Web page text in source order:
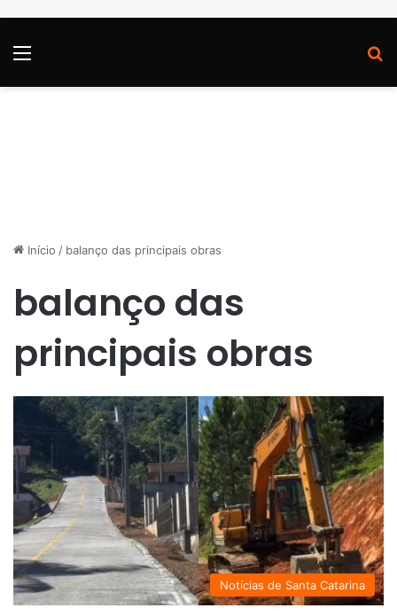
Início / balanço das principais obras
balanço das
principais obras
Notícias de Santa Catarina